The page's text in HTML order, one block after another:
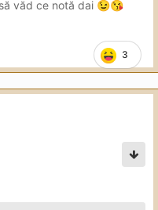
văd ce notă dai 😉😘
3